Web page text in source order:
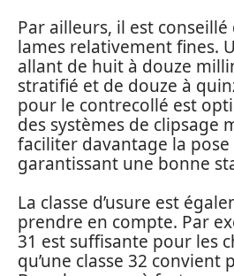
Par ailleurs, il est
lames relativement fines.
allant de huit à douze
stratifié et de douze à
pour le contrecollé est
des systèmes de clipsage
faciliter davantage la
garantissant une bonne
La classe d’usure est
prendre en compte. Par
31 est suffisante pour les
qu’une classe 32 convient